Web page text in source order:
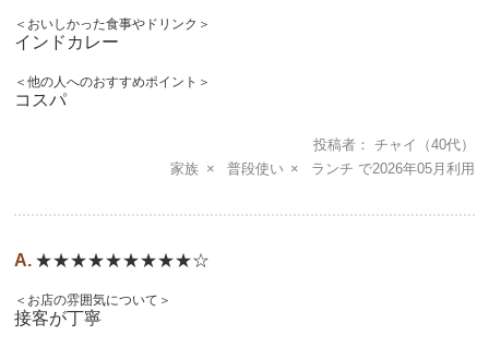
＜おいしかった食事やドリンク＞
インドカレー
＜他の人へのおすすめポイント＞
コスパ
投稿者 チャイ
（40代）
家族
普段使い ランチ 2026年05月
★★★★★★★★★☆
＜お店の雰囲気について＞
接客が丁寧